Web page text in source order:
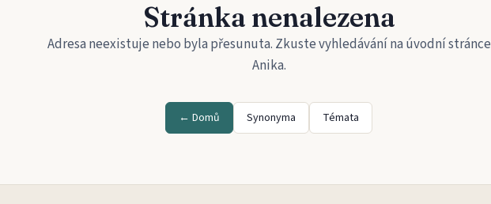
Stránka nenalezena
Adresa neexistuje nebo byla přesunuta. Zkuste vyhledávání na úvodní stránce
Anika.
← Domů Synonyma Témata